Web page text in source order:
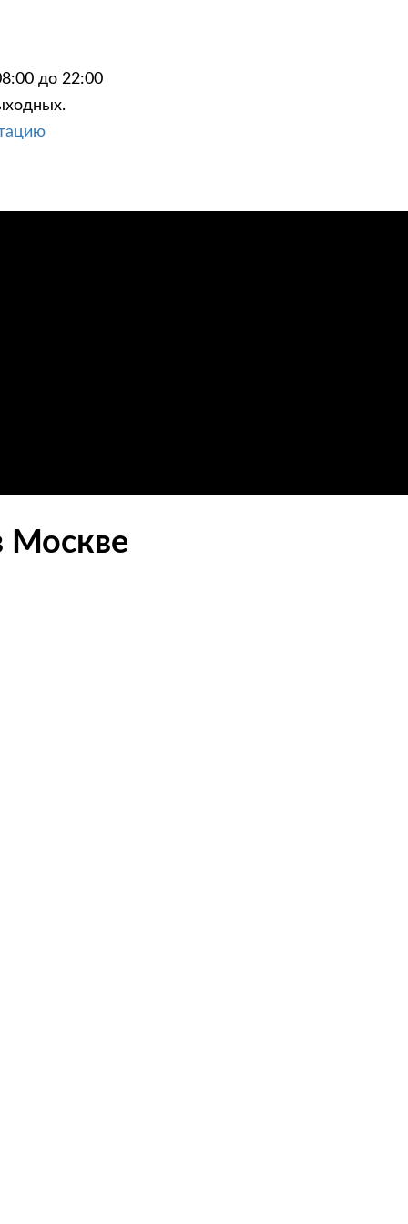
до 22:00
Москве